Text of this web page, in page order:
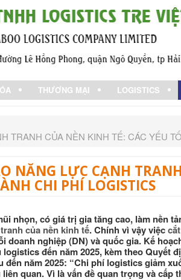
THƯƠNG MẠI LOGISTICS
TRANH CỦA NỀN KINH TẾ: CÁC YẾU
NĂNG LỰC CẠNH TRANH
CHI PHÍ LOGISTICS
nhọn, có giá trị gia tăng cao, làm nền
của nền kinh tế. Chính vì vậy việc
doanh nghiệp (DN) và quốc gia. Kế
đến năm 2025, kèm theo Quyết
đến năm 2025: “Chi phí logistics giảm
quan. Vì là vấn đề quan trọng và cấp